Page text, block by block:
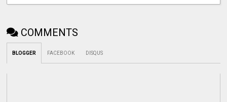
COMMENTS
BLOGGER FACEBOOK DISQUS